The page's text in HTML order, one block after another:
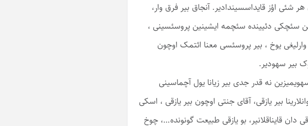
شئی اؤز قایداسسیندادیر. آنجاق بیر فرق وار،
سئچکی دئیینده سئچمه ایشینین ‏پروسئسینی ،
یوخ ، بیر پروسئسی معنا ائتمک اوچون
بیر سهودیر.
نه قدر جدی ‏بیر زیانا یول آچماسینی
بیر یازقی، آقای جنتی اوچون بیر یازقی ، اسکی
دان قایناقلانیر، بو یازقی ‏طبیعت گونونده…، چوخ